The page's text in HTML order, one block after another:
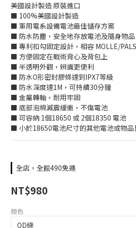
美國設計製造 原裝進口
■ 100%美國設計製造
■ 軍用電系設備電池最佳儲存方案
■ 防水防塵，安全地存放電池及隨身物品
■ 專利扣勾固定設計，相容 MOLLE/
■ 方便固定在戰術背心及背包上
■ 半透明外觀，辨識更便利
■ 防水O形密封膠條達到IPX7等級
■ 防水深度達1M，可持續30分鐘
■ 金屬轉軸，耐用牢固
■ 底部泡棉減震緩衝，不傷電池
■ 可容納 1個18650 或 2個18350 電池
■ 小於18650電池尺寸的其他電池或物品
全店，全館490免運
NT$980
顏色